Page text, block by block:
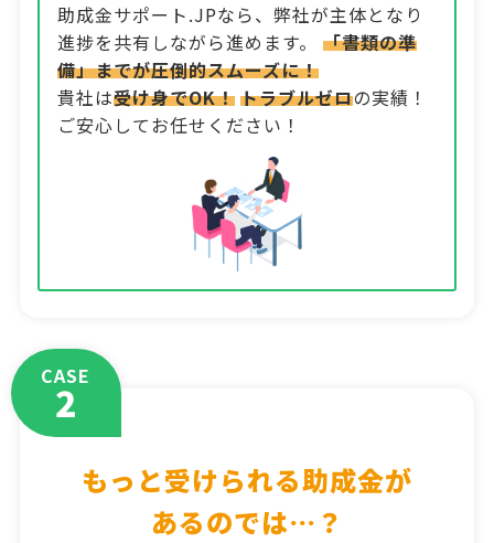
助成金サポート.JPなら、弊社が主体となり
進捗を共有しながら進めます。 「書類の準
備」までが圧倒的スムーズに！
貴社は受け身でOK！ トラブルゼロの実績！
ご安心してお任せください！
CASE
2
もっと受けられる助成金が
あるのでは…？